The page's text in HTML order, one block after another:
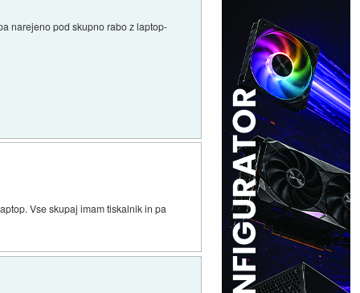
narejeno pod skupno rabo z laptop-
Vse skupaj imam tiskalnik in pa